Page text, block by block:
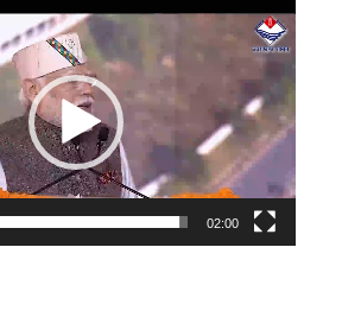
02:00